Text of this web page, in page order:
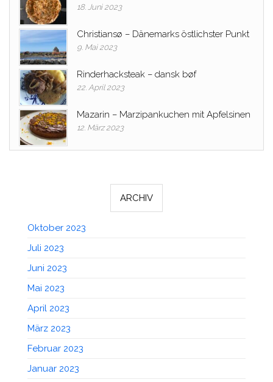
18. Juni 2023
Christiansø – Dänemarks östlichster Punkt
9. Mai 2023
Rinderhacksteak – dansk bøf
22. April 2023
Mazarin – Marzipankuchen mit Apfelsinen
12. März 2023
ARCHIV
Oktober 2023
Juli 2023
Juni 2023
Mai 2023
April 2023
März 2023
Februar 2023
Januar 2023